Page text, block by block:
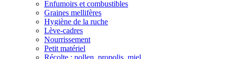
Enfumoirs et combustibles
Graines mellifères
Hygiène de la ruche
Lève-cadres
Nourrissement
Petit matériel
Récolte : pollen, propolis, miel